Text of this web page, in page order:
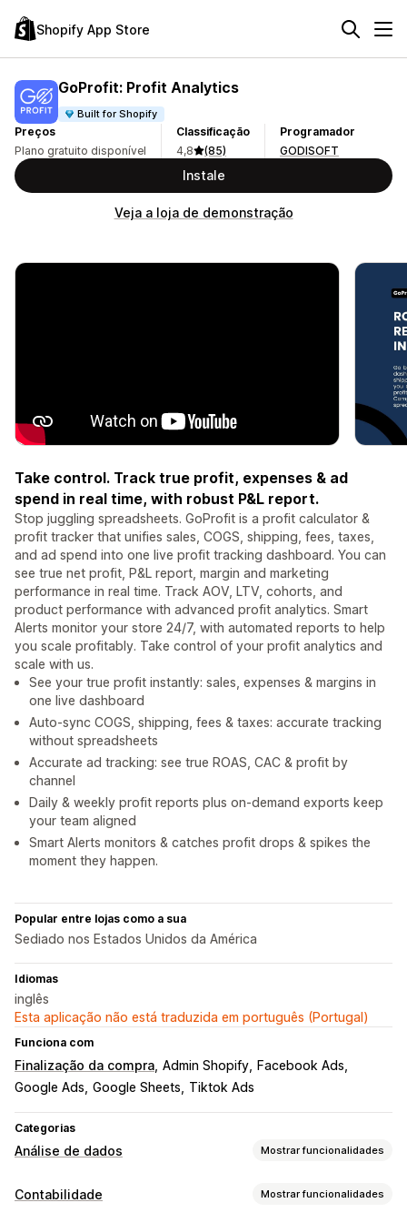
Shopify App Store
GoProfit: Profit Analytics
Built for Shopify
Preços
Plano gratuito disponível
Classificação
4,8
(85)
Programador
GODISOFT
Instale
Veja a loja de demonstração
Take control. Track true profit, expenses & ad
spend in real time, with robust P&L report.
Stop juggling spreadsheets. GoProfit is a profit calculator &
profit tracker that unifies sales, COGS, shipping, fees, taxes,
and ad spend into one live profit tracking dashboard. You can
see true net profit, P&L report, margin and marketing
performance in real time. Track AOV, LTV, cohorts, and
product performance with advanced profit analytics. Smart
Alerts monitor your store 24/7, with automated reports to help
you scale profitably. Take control of your profit analytics and
scale with us.
See your true profit instantly: sales, expenses & margins in
one live dashboard
Auto-sync COGS, shipping, fees & taxes: accurate tracking
without spreadsheets
Accurate ad tracking: see true ROAS, CAC & profit by
channel
Daily & weekly profit reports plus on-demand exports keep
your team aligned
Smart Alerts monitors & catches profit drops & spikes the
moment they happen.
Popular entre lojas como a sua
Sediado nos Estados Unidos da América
Idiomas
inglês
Esta aplicação não está traduzida em português (Portugal)
Funciona com
Finalização da compra Admin Shopify
Facebook Ads
Google Ads Google Sheets Tiktok Ads
Categorias
Análise de dados Mostrar funcionalidades
Comportamento do cliente
Contabilidade Mostrar funcionalidades